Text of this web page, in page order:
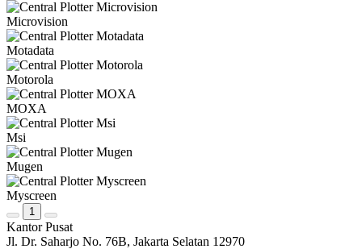
Microvision
Motadata
Motorola
MOXA
Msi
Mugen
Myscreen
1
Kantor Pusat
Jl. Dr. Saharjo No. 76B, Jakarta Selatan 12970